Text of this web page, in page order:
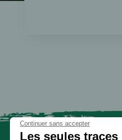
Continuer sans accepter
Les seules traces